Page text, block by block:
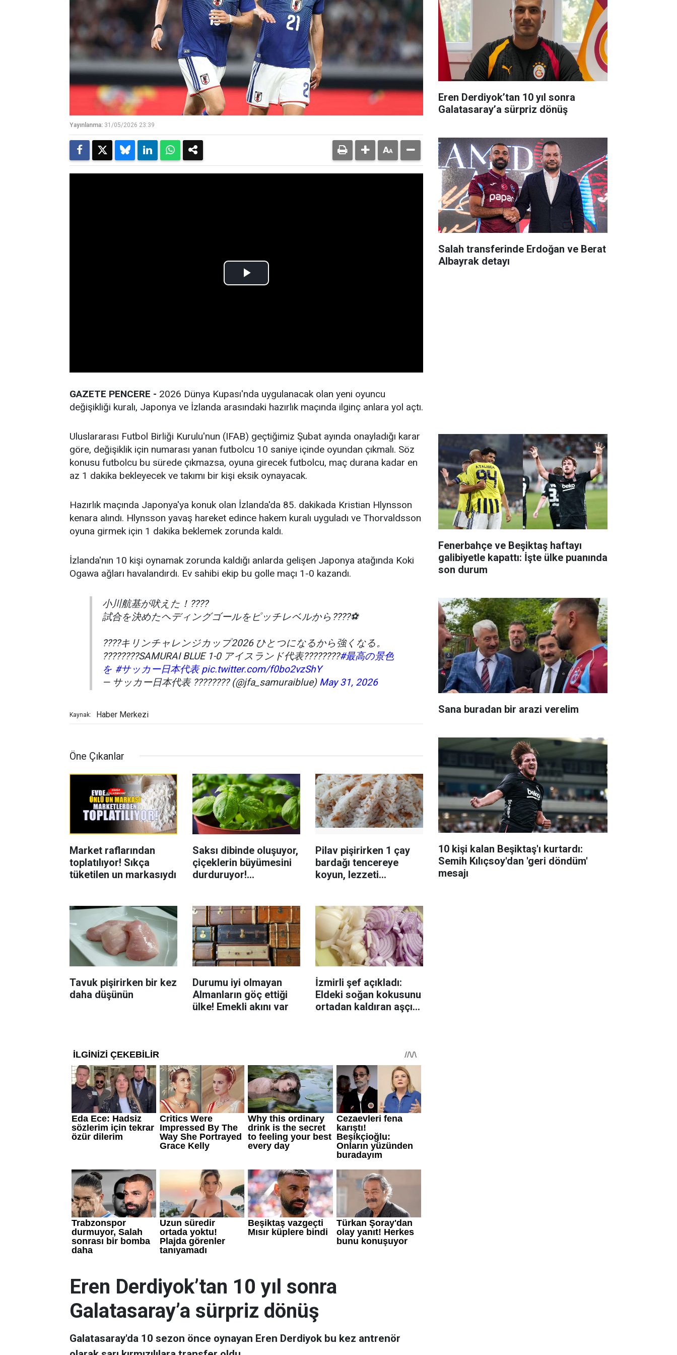
Yayınlanma: 31/05/2026 23:39
GAZETE PENCERE - 2026 Dünya Kupası'nda uygulanacak olan yeni oyuncu
değişikliği kuralı, Japonya ve İzlanda arasındaki hazırlık maçında ilginç anlara yol açtı.
Uluslararası Futbol Birliği Kurulu'nun (IFAB) geçtiğimiz Şubat ayında onayladığı karar
göre, değişiklik için numarası yanan futbolcu 10 saniye içinde oyundan çıkmalı. Söz
konusu futbolcu bu sürede çıkmazsa, oyuna girecek futbolcu, maç durana kadar en
az 1 dakika bekleyecek ve takımı bir kişi eksik oynayacak.
Hazırlık maçında Japonya'ya konuk olan İzlanda'da 85. dakikada Kristian Hlynsson
kenara alındı. Hlynsson yavaş hareket edince hakem kuralı uyguladı ve Thorvaldsson
oyuna girmek için 1 dakika beklemek zorunda kaldı.
İzlanda'nın 10 kişi oynamak zorunda kaldığı anlarda gelişen Japonya atağında Koki
Ogawa ağları havalandırdı. Ev sahibi ekip bu golle maçı 1-0 kazandı.
小川航基が吠えた！????
試合を決めたヘディングゴールをピッチレベルから????⚽️
????キリンチャレンジカップ2026 ひとつになるから強くなる。
????????SAMURAI BLUE 1-0 アイスランド代表????????#最高の景色
を #サッカー日本代表 pic.twitter.com/f0bo2vzShY
— サッカー日本代表 ???????? (@jfa_samuraiblue) May 31, 2026
Kaynak: Haber Merkezi
Öne Çıkanlar
Market raflarından
toplatılıyor! Sıkça
tüketilen un markasıydı
Saksı dibinde oluşuyor,
çiçeklerin büyümesini
durduruyor!
Pilav pişirirken 1 çay
bardağı tencereye
koyun, lezzeti
Tavuk pişirirken bir kez
daha düşünün
Durumu iyi olmayan
Almanların göç ettiği
ülke! Emekli akını var
İzmirli şef açıkladı:
Eldeki soğan kokusunu
ortadan kaldıran aşçı
Eren Derdiyok’tan 10 yıl sonra
Galatasaray’a sürpriz dönüş
Salah transferinde Erdoğan ve Berat
Albayrak detayı
Fenerbahçe ve Beşiktaş haftayı
galibiyetle kapattı: İşte ülke puanında
son durum
Sana buradan bir arazi verelim
10 kişi kalan Beşiktaş'ı kurtardı:
Semih Kılıçsoy'dan 'geri döndüm'
mesajı
Eren Derdiyok’tan 10 yıl sonra
Galatasaray’a sürpriz dönüş
Galatasaray'da 10 sezon önce oynayan Eren Derdiyok bu kez antrenör